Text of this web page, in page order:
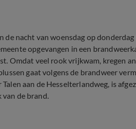
nacht van woensdag op donderdag
opgevangen in een
Omdat veel rook vrijkwam, kregen
gaat volgens de brandweer
aan de Hesselterlandweg, is
de brand.